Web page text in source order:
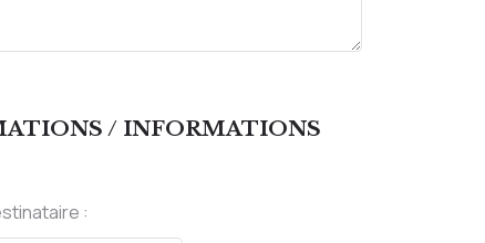
/ INFORMATIONS
: